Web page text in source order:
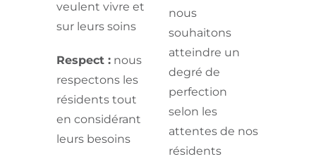
veulent vivre et
sur leurs soins
Respect : nous
respectons les
résidents tout
en considérant
leurs besoins
nous
souhaitons
atteindre un
degré de
perfection
selon les
attentes de nos
résidents